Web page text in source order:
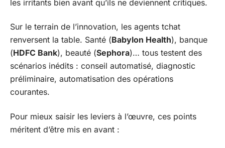
les irritants bien avant qu’ils ne deviennent critiques.
Sur le terrain de l’innovation, les agents tchat
renversent la table. Santé (Babylon Health), banque
(HDFC Bank), beauté (Sephora)… tous testent des
scénarios inédits : conseil automatisé, diagnostic
préliminaire, automatisation des opérations
courantes.
Pour mieux saisir les leviers à l’œuvre, ces points
méritent d’être mis en avant :